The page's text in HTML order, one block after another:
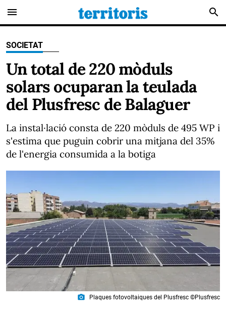
menu search
SOCIETAT
Un total de 220 mòduls
solars ocuparan la teulada
del Plusfresc de Balaguer
La instal·lació consta de 220 mòduls de 495 WP i
s'estima que puguin cobrir una mitjana del 35%
de l'energia consumida a la botiga
photo_camera Plaques fotovoltaiques del Plusfresc ©Plusfresc